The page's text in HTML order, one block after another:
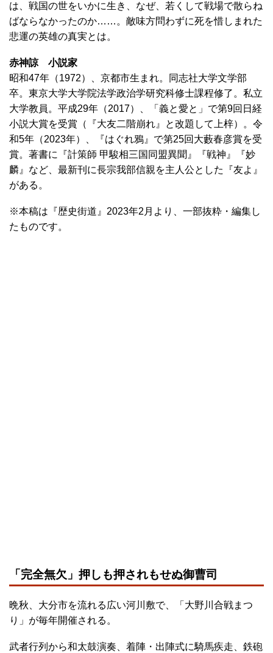
は、戦国の世をいかに生き、なぜ、若くして戦場で散らね
ばならなかったのか……。敵味方問わずに死を惜しまれた
悲運の英雄の真実とは。
赤神諒 小説家
昭和47年（1972）、京都市生まれ。同志社大学文学部
卒。東京大学大学院法学政治学研究科修士課程修了。私立
大学教員。平成29年（2017）、「義と愛と」で第9回日経
小説大賞を受賞（『大友二階崩れ』と改題して上梓）。令
和5年（2023年）、『はぐれ鴉』で第25回大藪春彦賞を受
賞。著書に『計策師 甲駿相三国同盟異聞』『戦神』『妙
麟』など、最新刊に長宗我部信親を主人公とした『友よ』
がある。
※本稿は『歴史街道』2023年2月より、一部抜粋・編集し
たものです。
「完全無欠」押しも押されもせぬ御曹司
晩秋、大分市を流れる広い河川敷で、「大野川合戦まつ
り」が毎年開催される。
武者行列から和太鼓演奏、着陣・出陣式に騎馬疾走、鉄砲